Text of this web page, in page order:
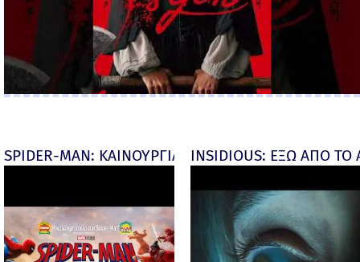
SPIDER-MAN: ΚΑΙΝΟΥΡΓΙΑ ΜΕΡΑ (Spider-Man:
INSIDIOUS: ΕΞΩ ΑΠΟ